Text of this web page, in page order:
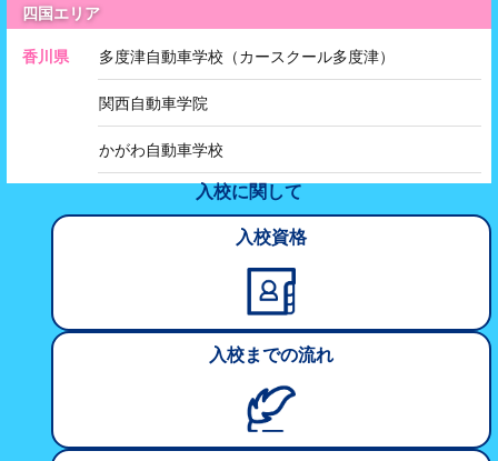
四国エリア
香川県 多度津自動車学校（カースクール多度津）
関西自動車学院
かがわ自動車学校
入校に関して
入校資格
入校までの流れ